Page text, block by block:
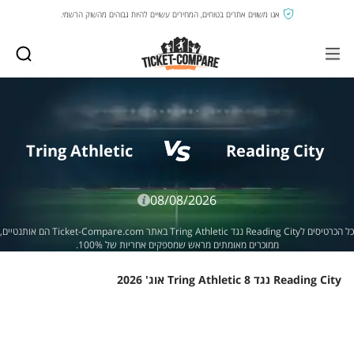
אנו משווים אתרים בטוחים, המחירים עשויים להיות גבוהים מהשוק הרשמי.
Reading City
Tring Athletic
08/08/2026
כל הכרטיסים לReading City נגד Tring Athletic באתר Ticket-Compare.com הם אותנטיים,
ממוכרים מאומתים מראש שמספקים אחריות של 100%.
Reading City נגד Tring Athletic 8 אוג' 2026